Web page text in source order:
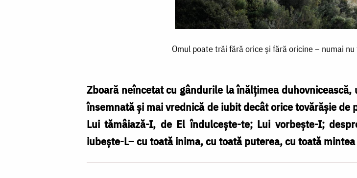
Omul poate trăi fără orice și fără oricine – numai
Zboară neîncetat cu gândurile la înălţimea
însemnată şi mai vrednică de iubit decât orice tovărăşie
Lui tămâiază-I, de El îndulceşte-te; Lui vorbeşte-I;
iubeşte-L– cu toată inima, cu toată puterea, cu toată